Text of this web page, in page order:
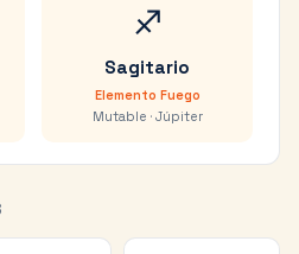
♐
Sagitario
Elemento Fuego
Mutable · Júpiter